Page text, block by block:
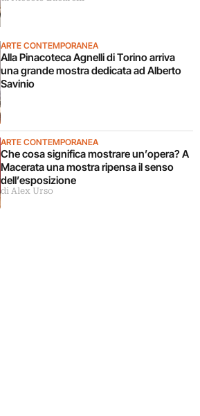
ARTE CONTEMPORANEA
Alla Pinacoteca Agnelli di Torino arriva
una grande mostra dedicata ad Alberto
Savinio
ARTE CONTEMPORANEA
Che cosa significa mostrare un’opera? A
Macerata una mostra ripensa il senso
dell’esposizione
di Alex Urso